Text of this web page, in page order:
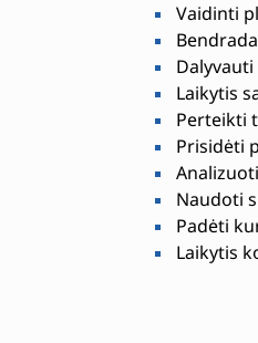
Vaidinti
Laikytis
Perteikti
Prisidėti
Naudoti
Padėti
Laikytis